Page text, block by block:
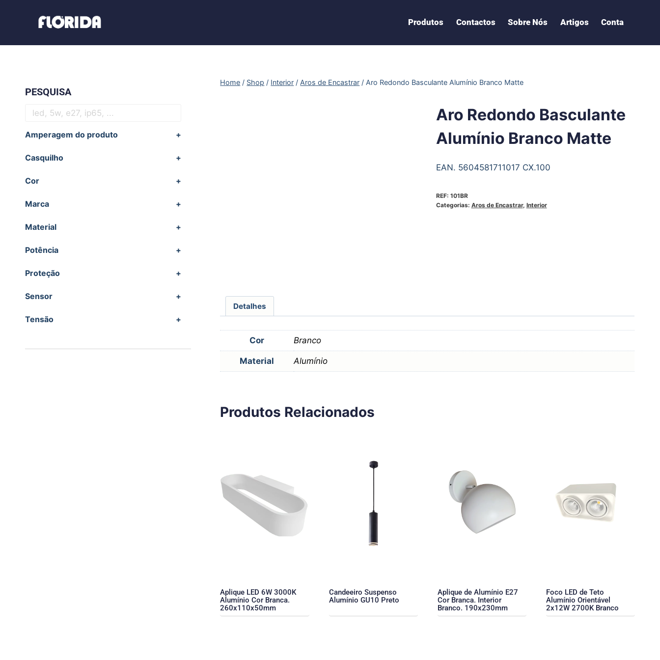
Produtos Contactos Sobre Nós Artigos Conta
Home / Shop / Interior / Aros de Encastrar / Aro Redondo Basculante Alumínio Branco Matte
Aro Redondo Basculante
Alumínio Branco Matte
EAN. 5604581711017 CX.100
REF: 101BR
Categorias: Aros de Encastrar, Interior
Detalhes
Cor Branco
Material Alumínio
Produtos Relacionados
Aplique LED 6W 3000K
Alumínio Cor Branca.
260x110x50mm
Candeeiro Suspenso
Alumínio GU10 Preto
Aplique de Alumínio E27
Cor Branca. Interior
Branco. 190x230mm
Foco LED de Teto
Alumínio Orientável
2x12W 2700K Branco
PESQUISA
Amperagem do produto +
Casquilho +
Cor +
Marca +
Material +
Potência +
Proteção +
Sensor +
Tensão +